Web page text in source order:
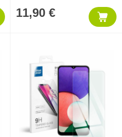
11,90 €